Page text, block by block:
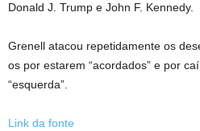
Donald J. Trump e John F. Kennedy.
Grenell atacou repetidamente os
os por estarem “acordados” e por
“esquerda”.
Link da fonte